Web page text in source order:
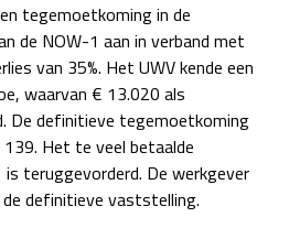
tegemoetkoming in de
de NOW-1 aan in verband met
van 35%. Het UWV kende een
waarvan € 13.020 als
De definitieve tegemoetkoming
Het te veel betaalde
teruggevorderd. De werkgever
definitieve vaststelling.